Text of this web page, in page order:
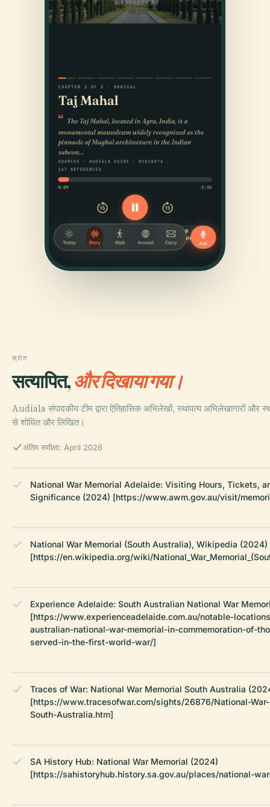
स्रोत
सत्यापित,और दिखाया गया।
Audiala संपादकीय टीम द्वारा ऐतिहासिक अभिलेखों, स्थापत्य अभिलेखागारों और
से शोधित और लिखित।
अंतिम समीक्षा: April 2026
National War Memorial Adelaide: Visiting Hours, Tickets,
Significance (2024) [https://www.awm.gov.au/visit/
National War Memorial (South Australia), Wikipedia (2024)
[https://en.wikipedia.org/wiki/
Experience Adelaide: South Australian National War
[https://www.experienceadelaide.com.au/notable-
australian-national-war-memorial-in-commemoration-of-
served-in-the-first-world-war/]
Traces of War: National War Memorial South Australia
[https://www.tracesofwar.com/sights/26876/National-
South-Australia.htm]
SA History Hub: National War Memorial (2024)
[https://sahistoryhub.history.sa.gov.au/places/national-